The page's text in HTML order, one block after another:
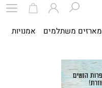
מארזים משתלמים אמנויות